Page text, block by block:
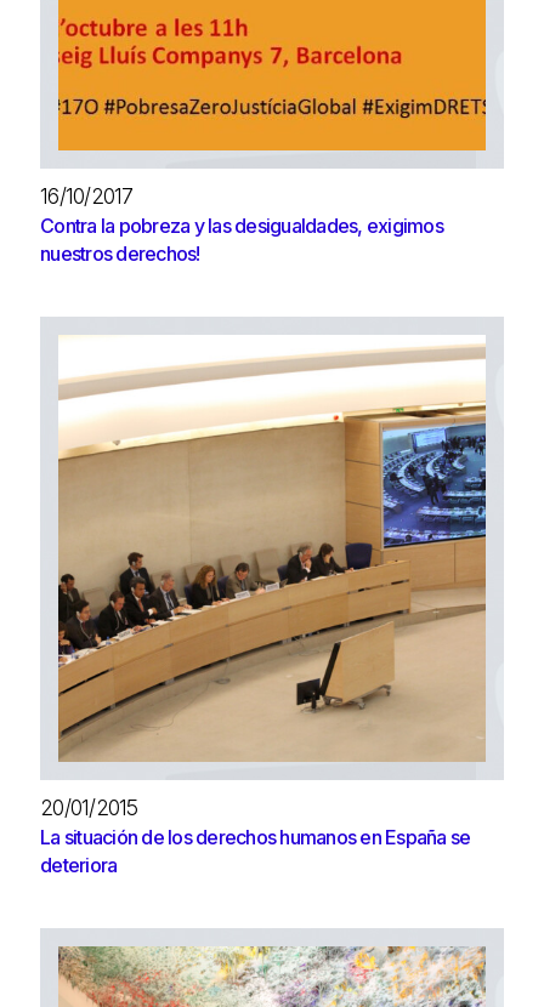
16/10/2017
Contra la pobreza y las desigualdades, exigimos
nuestros derechos!
20/01/2015
La situación de los derechos humanos en España se
deteriora